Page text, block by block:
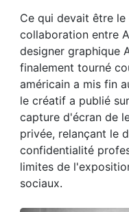
Ce qui devait être
collaboration entre
designer graphique
finalement tourné
américain a mis fin
le créatif a publié
capture d'écran de
privée, relançant le
confidentialité
limites de
sociaux.